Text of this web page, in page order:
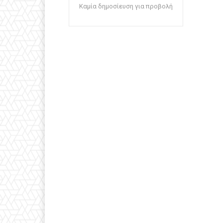
Καμία δημοσίευση για προβολή